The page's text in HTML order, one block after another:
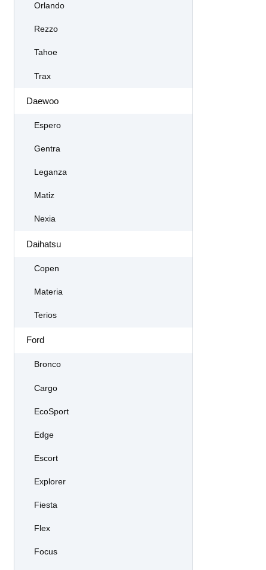
Orlando
Rezzo
Tahoe
Trax
Daewoo
Espero
Gentra
Leganza
Matiz
Nexia
Daihatsu
Copen
Materia
Terios
Ford
Bronco
Cargo
EcoSport
Edge
Escort
Explorer
Fiesta
Flex
Focus